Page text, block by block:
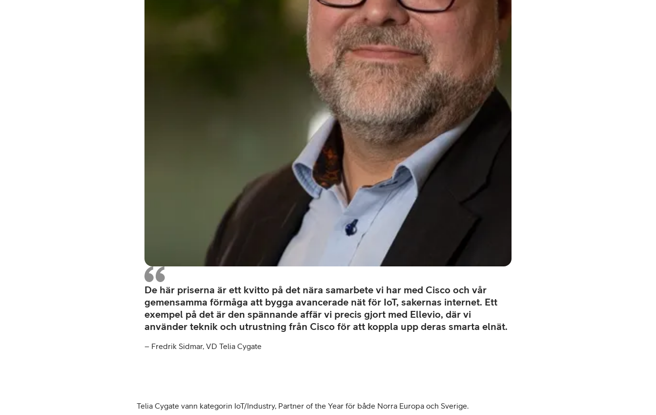
De här priserna är ett kvitto på det nära samarbete vi har med Cisco och vår
gemensamma förmåga att bygga avancerade nät för IoT, sakernas internet. Ett
exempel på det är den spännande affär vi precis gjort med Ellevio, där vi
använder teknik och utrustning från Cisco för att koppla upp deras smarta elnät.
– Fredrik Sidmar, VD Telia Cygate
Telia Cygate vann kategorin IoT/Industry, Partner of the Year för både Norra Europa och Sverige.